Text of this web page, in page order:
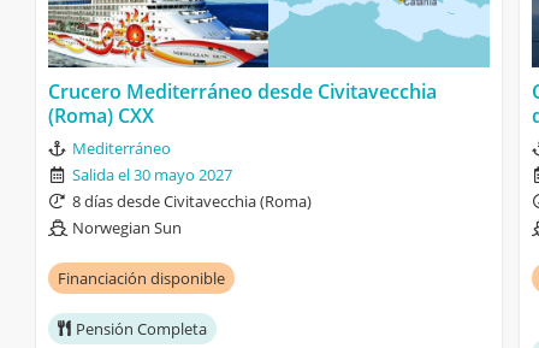
Crucero Mediterráneo desde Civitavecchia
(Roma) CXX
Mediterráneo
Salida el 30 mayo 2027
8 días desde Civitavecchia (Roma)
Norwegian Sun
Financiación disponible
Pensión Completa